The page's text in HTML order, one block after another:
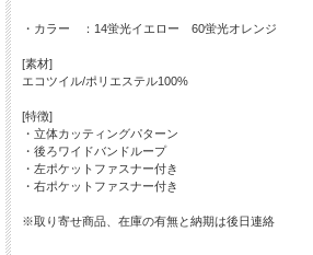
・カラー ：14蛍光イエロー 60蛍光オレンジ
[素材]
エコツイル/ポリエステル100%
[特徴]
・立体カッティングパターン
・後ろワイドバンドループ
・左ポケットファスナー付き
・右ポケットファスナー付き
※取り寄せ商品、在庫の有無と納期は後日連絡